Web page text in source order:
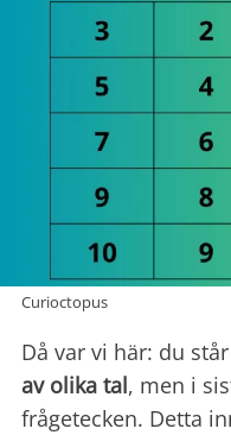
Curioctopus
Då var vi här: du
av olika tal, men i
frågetecken. Detta